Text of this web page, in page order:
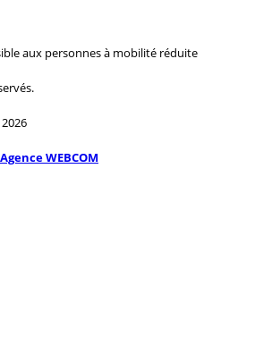
aux personnes à mobilité réduite
Agence WEBCOM